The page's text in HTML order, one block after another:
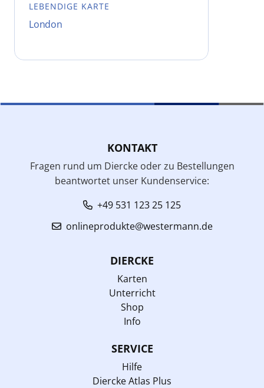
LEBENDIGE KARTE
London
KONTAKT
Fragen rund um Diercke oder zu Bestellungen
beantwortet unser Kundenservice:
+49 531 123 25 125
onlineprodukte@westermann.de
DIERCKE
Karten
Unterricht
Shop
Info
SERVICE
Hilfe
Diercke Atlas Plus